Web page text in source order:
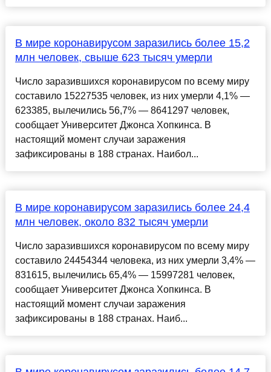
В мире коронавирусом заразились более 15,2
млн человек, свыше 623 тысяч умерли
Число заразившихся коронавирусом по всему миру
составило 15227535 человек, из них умерли 4,1% —
623385, вылечились 56,7% — 8641297 человек,
сообщает Университет Джонса Хопкинса. В
настоящий момент случаи заражения
зафиксированы в 188 странах. Наибол...
В мире коронавирусом заразились более 24,4
млн человек, около 832 тысяч умерли
Число заразившихся коронавирусом по всему миру
составило 24454344 человека, из них умерли 3,4% —
831615, вылечились 65,4% — 15997281 человек,
сообщает Университет Джонса Хопкинса. В
настоящий момент случаи заражения
зафиксированы в 188 странах. Наиб...